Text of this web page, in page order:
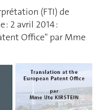
(FTI) de
: 2 avril 2014 :
Office" par Mme